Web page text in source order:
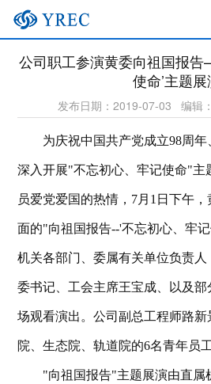
公司职工参演黄委向祖国报
使命’主题展
发布日期：2019-07-03 编辑：
为庆祝中国共产党成立98周年
深入开展"不忘初心、牢记使命"主
员爱党爱国的热情，7月1日下午
面的"向祖国报告--'不忘初心、牢
机关各部门、委属有关单位负责
委书记、工会主席王宝成、以及部
场观看演出。公司副总工程师路
院、生态院、轨道院的6名青年员
"向祖国报告"主题展演由直属